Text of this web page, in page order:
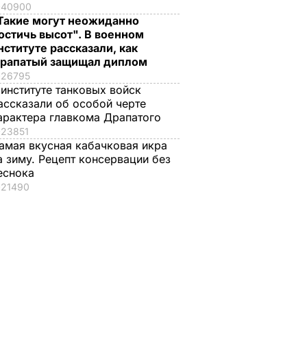
40900
могут неожиданно
высот". В военном
рассказали, как
защищал диплом
26795
танковых войск
об особой черте
главкома Драпатого
23851
вкусная кабачковая икра
зиму. Рецепт консервации без
21490